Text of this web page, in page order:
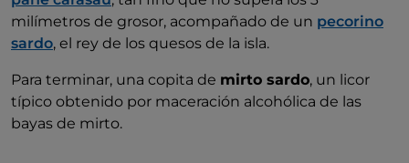
milímetros de grosor, acompañado de un pecorino
sardo, el rey de los quesos de la isla.
Para terminar, una copita de mirto sardo, un licor
típico obtenido por maceración alcohólica de las
bayas de mirto.